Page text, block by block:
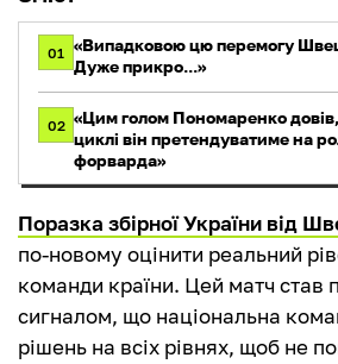
01 «Випадковою цю перемогу
Дуже прикро...»
02 «Цим голом Пономаренко
циклі він претендуватиме на
форварда»
Поразка збірної України від
по-новому оцінити реальний
команди країни. Цей матч став
сигналом, що національна
рішень на всіх рівнях, щоб не